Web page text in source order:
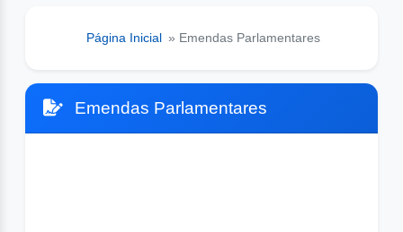
Página Inicial » Emendas Parlamentares
Emendas Parlamentares